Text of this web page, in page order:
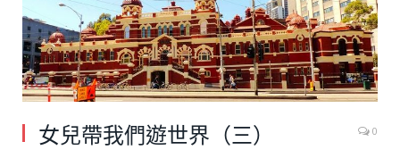
女兒帶我們遊世界（三） 0